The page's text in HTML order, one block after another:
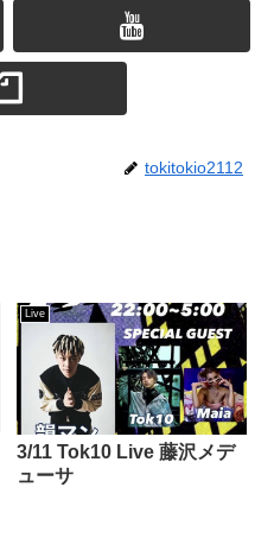
tokitokio2112
Live
3/11 Tok10 Live 藤沢メデ
ューサ